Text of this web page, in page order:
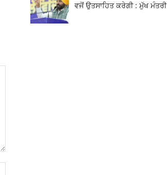
ਵਜੋਂ ਉਤਸਾਹਿਤ ਕਰੇਗੀ : ਮੁੱਖ ਮੰਤਰੀ